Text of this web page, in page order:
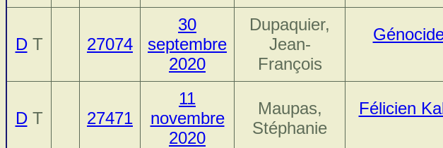
DT 27074
30
septembre
2020
Dupaquier,
Jean-
François
DT 27471
11
novembre
2020
Maupas,
Stéphanie
Félicien